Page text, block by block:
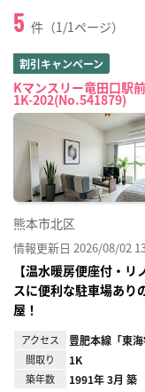
5 件（1/1ページ）
割引キャンペーン
Kマンスリー竜田口駅
1K-202(No.541879)
熊本市北区
情報更新日 2026/08/02
【温水暖房便座付・
スに便利な駐車場あり
屋！
アクセス 豊肥本線「東
間取り 1K
築年数 1991年 3月 築